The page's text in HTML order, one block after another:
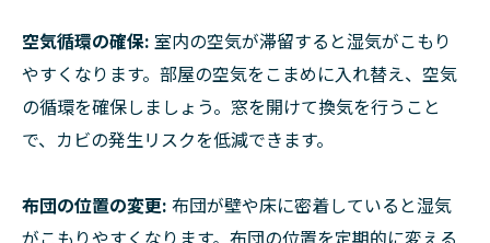
空気循環の確保: 室内の空気が滞留すると湿気がこもり
やすくなります。部屋の空気をこまめに入れ替え、空気
の循環を確保しましょう。窓を開けて換気を行うこと
で、カビの発生リスクを低減できます。
布団の位置の変更: 布団が壁や床に密着していると湿気